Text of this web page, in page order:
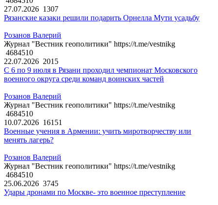
27.07.2026 1307
Рязанские казаки решили подарить Орнелла Мути усадьбу
Розанов Валерий
Журнал "Вестник геополитики" https://t.me/vestnikg
4684510
22.07.2026 2015
С 6 по 9 июля в Рязани проходил чемпионат Московского
военного округа среди команд воинских частей
Розанов Валерий
Журнал "Вестник геополитики" https://t.me/vestnikg
4684510
10.07.2026 16151
Военные учения в Армении: учить миротворчеству или
менять лагерь?
Розанов Валерий
Журнал "Вестник геополитики" https://t.me/vestnikg
4684510
25.06.2026 3745
Удары дронами по Москве- это военное преступление